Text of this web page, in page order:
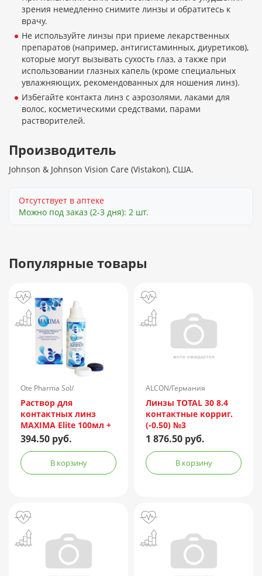
зрения немедленно снимите линзы и обратитесь к
врачу.
Не используйте линзы при приеме лекарственных
препаратов (например, антигистаминных, диуретиков),
которые могут вызывать сухость глаз, а также при
использовании глазных капель (кроме специальных
увлажняющих, рекомендованных для ношения линз).
Избегайте контакта линз с аэрозолями, лаками для
волос, косметическими средствами, парами
растворителей.
Производитель
Johnson & Johnson Vision Care (Vistakon), США.
Отсутствует в аптеке
Можно под заказ (2-3 дня): 2 шт.
Популярные товары
Ote Pharma Sol/
Нидерланды
Раствор для
контактных линз
MAXIMA Elite 100мл +
контейнер
394.50 руб.
В корзину
ALCON/Германия
Линзы TOTAL 30 8.4
контактные корриг.
(-0.50) №3
1 876.50 руб.
В корзину